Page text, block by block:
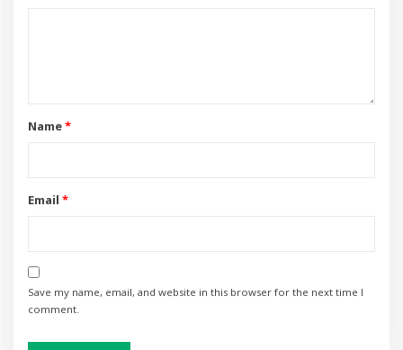
Name*
Email *
Save my name, email, and website in this browser for the next time I
comment.